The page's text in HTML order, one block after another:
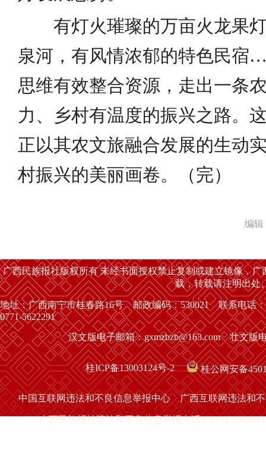
有灯火璀璨的万亩火龙果灯
泉河，有风情浓郁的特色民
思维有效整合资源，走出一条
力、乡村有温度的振兴之路。
正以其农文旅融合发展的生动
村振兴的美丽画卷。（完）
编
广西民族报社版权所有 未经书面授权禁止复制或建立镜像，
载，转载请注明出处
地址：广西南宁市桂春路16号 邮政编码：530021 联系电话：
0771-5622291
汉文版电子邮箱：gxmzbzb@163.com 壮文版
桂ICP备13003124号-2 桂公网安备
中国互联网违法和不良信息举报中心 广西互联网违法和
广西民族报社违法和不良信息举报电话：0771-